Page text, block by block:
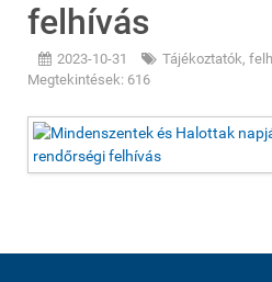
felhívás
2023-10-31
Tájékoztatók,
Megtekintések: 616